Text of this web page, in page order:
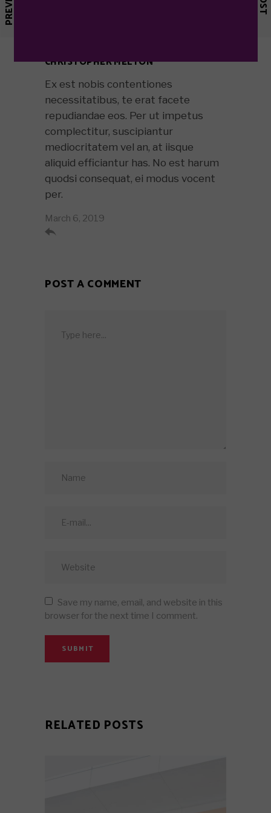
CHRISTOPHER MELTON
Ex est nobis contentiones
necessitatibus, te erat facete
repudiandae eos. Per ut impetus
complectitur, suscipiantur
mediocritatem vel an, at iisque
aliquid efficiantur has. No est harum
quodsi consequat, ei modus vocent
per.
March 6, 2019

POST A COMMENT
Save my name, email, and website in this
browser for the next time I comment.
SUBMIT
RELATED POSTS